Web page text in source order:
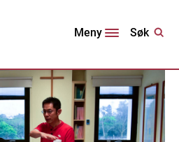
Meny Søk